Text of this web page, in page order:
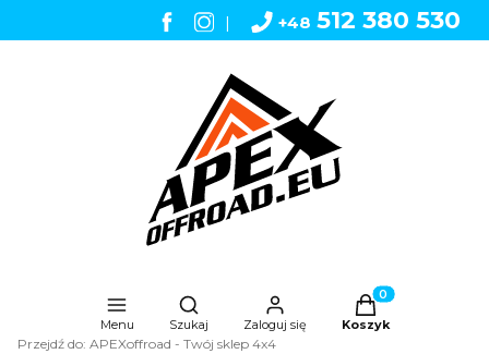
| +48 512 380 530
Menu
Otwórz wyszukiwarkę
Szukaj Zaloguj się
Produkty w
Koszyk
Przejdź do: APEXoffroad - Twój sklep 4x4